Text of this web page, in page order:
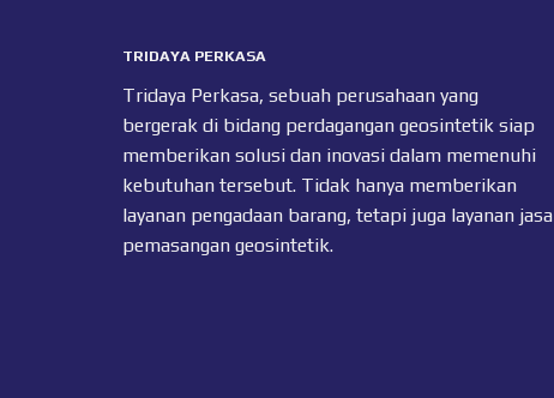
TRIDAYA PERKASA
Tridaya Perkasa, sebuah perusahaan yang
bergerak di bidang perdagangan geosintetik siap
memberikan solusi dan inovasi dalam memenuhi
kebutuhan tersebut. Tidak hanya memberikan
layanan pengadaan barang, tetapi juga layanan jasa
pemasangan geosintetik.